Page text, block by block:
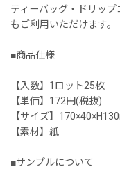
ティーバッグ・ドリッ
もご利用いただけます。
■商品仕様
【入数】1ロット25枚
【単価】172円(税抜)
【サイズ】
【素材】紙
■サンプルについて